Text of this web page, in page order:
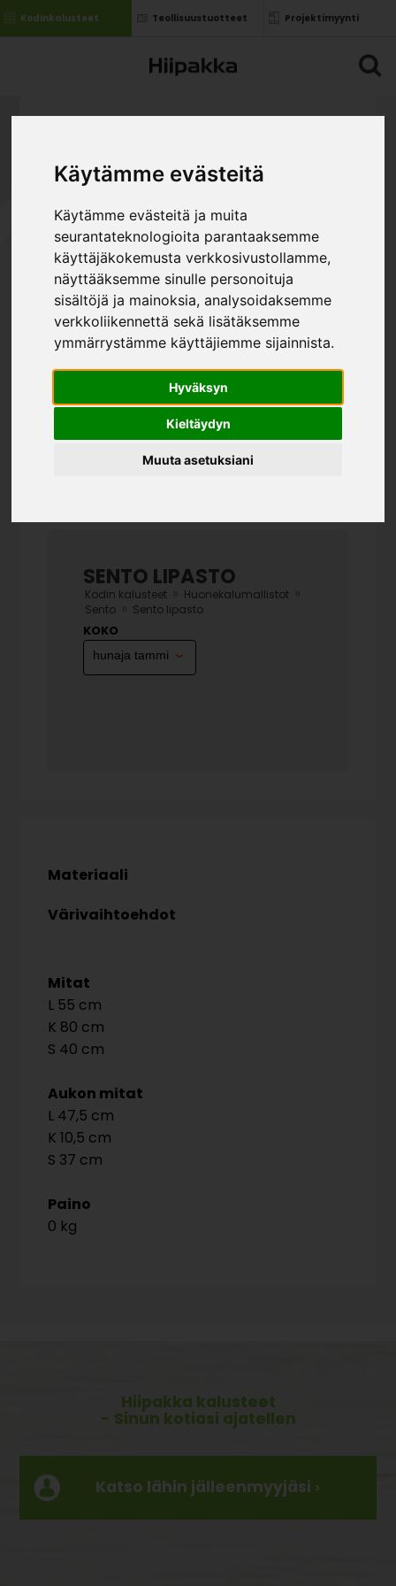
Käytämme evästeitä
Käytämme evästeitä ja muita
seurantateknologioita parantaaksemme
käyttäjäkokemusta verkkosivustollamme,
näyttääksemme sinulle personoituja
sisältöjä ja mainoksia, analysoidaksemme
verkkoliikennettä sekä lisätäksemme
ymmärrystämme käyttäjiemme sijainnista.
Hyväksyn
Kieltäydyn
Muuta asetuksiani
Kodinkalusteet Teollisuustuotteet Projektimyynti
SENTO LIPASTO
Kodin kalusteet Huonekalumallistot
Sento Sento lipasto
KOKO
Materiaali
Värivaihtoehdot
Mitat
55
80
40
Aukon mitat
47,5
10,5
37
Paino
0 kg
Hiipakka kalusteet
- Sinun kotiasi ajatellen
Katso lähin jälleenmyyjäsi ›